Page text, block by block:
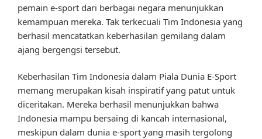
pemain e-sport dari berbagai negara menunjukkan
kemampuan mereka. Tak terkecuali Tim Indonesia yang
berhasil mencatatkan keberhasilan gemilang dalam
ajang bergengsi tersebut.
Keberhasilan Tim Indonesia dalam Piala Dunia E-Sport
memang merupakan kisah inspiratif yang patut untuk
diceritakan. Mereka berhasil menunjukkan bahwa
Indonesia mampu bersaing di kancah internasional,
meskipun dalam dunia e-sport yang masih tergolong